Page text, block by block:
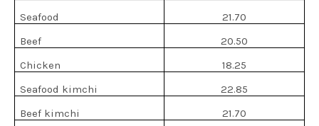
Seafood
21.70
Beef
20.50
Chicken
18.25
Seafood kimchi
22.85
Beef kimchi
21.70